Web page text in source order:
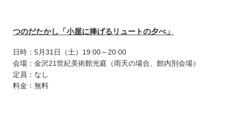
つのだたかし「小屋に捧げるリュートの夕べ」
日時：5月31日（土）19:00～20:00
会場：金沢21世紀美術館光庭（雨天の場合、館内別会場）
定員：なし
料金：無料